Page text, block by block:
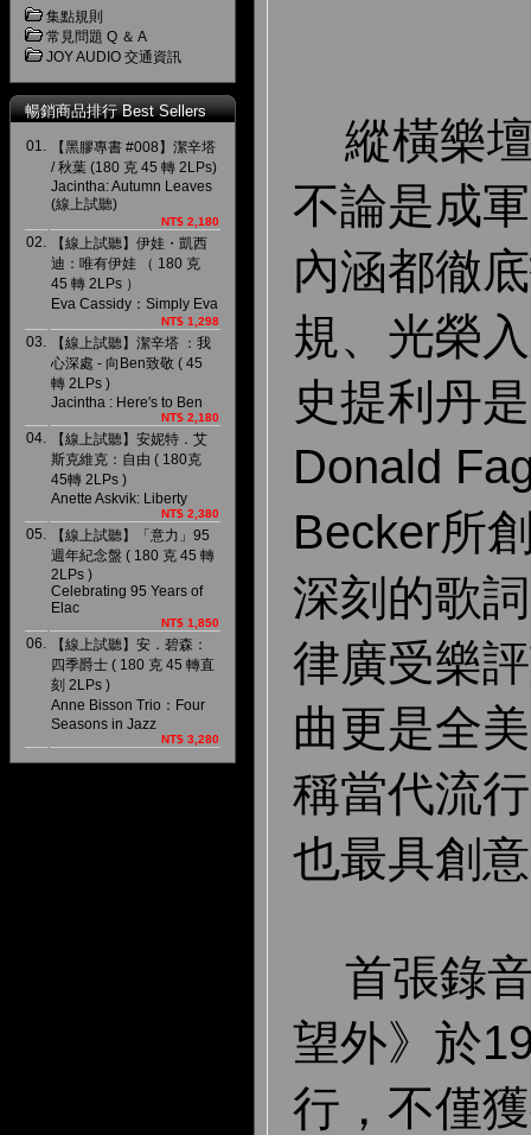
集點規則
常見問題 Q ＆ A
JOY AUDIO 交通資訊
暢銷商品排行 Best Sellers
01.
【黑膠專書 #008】潔辛塔
/ 秋葉 (180 克 45 轉 2LPs)
Jacintha: Autumn Leaves
(線上試聽)
NT$ 2,180
02.
【線上試聽】伊娃・凱西
迪：唯有伊娃 （ 180 克
45 轉 2LPs ）
Eva Cassidy：Simply Eva
NT$ 1,298
03.
【線上試聽】潔辛塔 ：我
心深處 - 向Ben致敬 ( 45
轉 2LPs )
Jacintha : Here′s to Ben
NT$ 2,180
04.
【線上試聽】安妮特．艾
斯克維克：自由 ( 180克
45轉 2LPs )
Anette Askvik: Liberty
NT$ 2,380
05.
【線上試聽】「意力」95
週年紀念盤 ( 180 克 45 轉
2LPs )
Celebrating 95 Years of
Elac
NT$ 1,850
06.
【線上試聽】安．碧森：
四季爵士 ( 180 克 45 轉直
刻 2LPs )
Anne Bisson Trio：Four
Seasons in Jazz
NT$ 3,280
縱橫樂
不論是成
內涵都徹
規、光榮
史提利丹
Donald
Becker所
深刻的歌
律廣受樂
曲更是全
稱當代流
也最具創
首張錄
望外》於
行，不僅